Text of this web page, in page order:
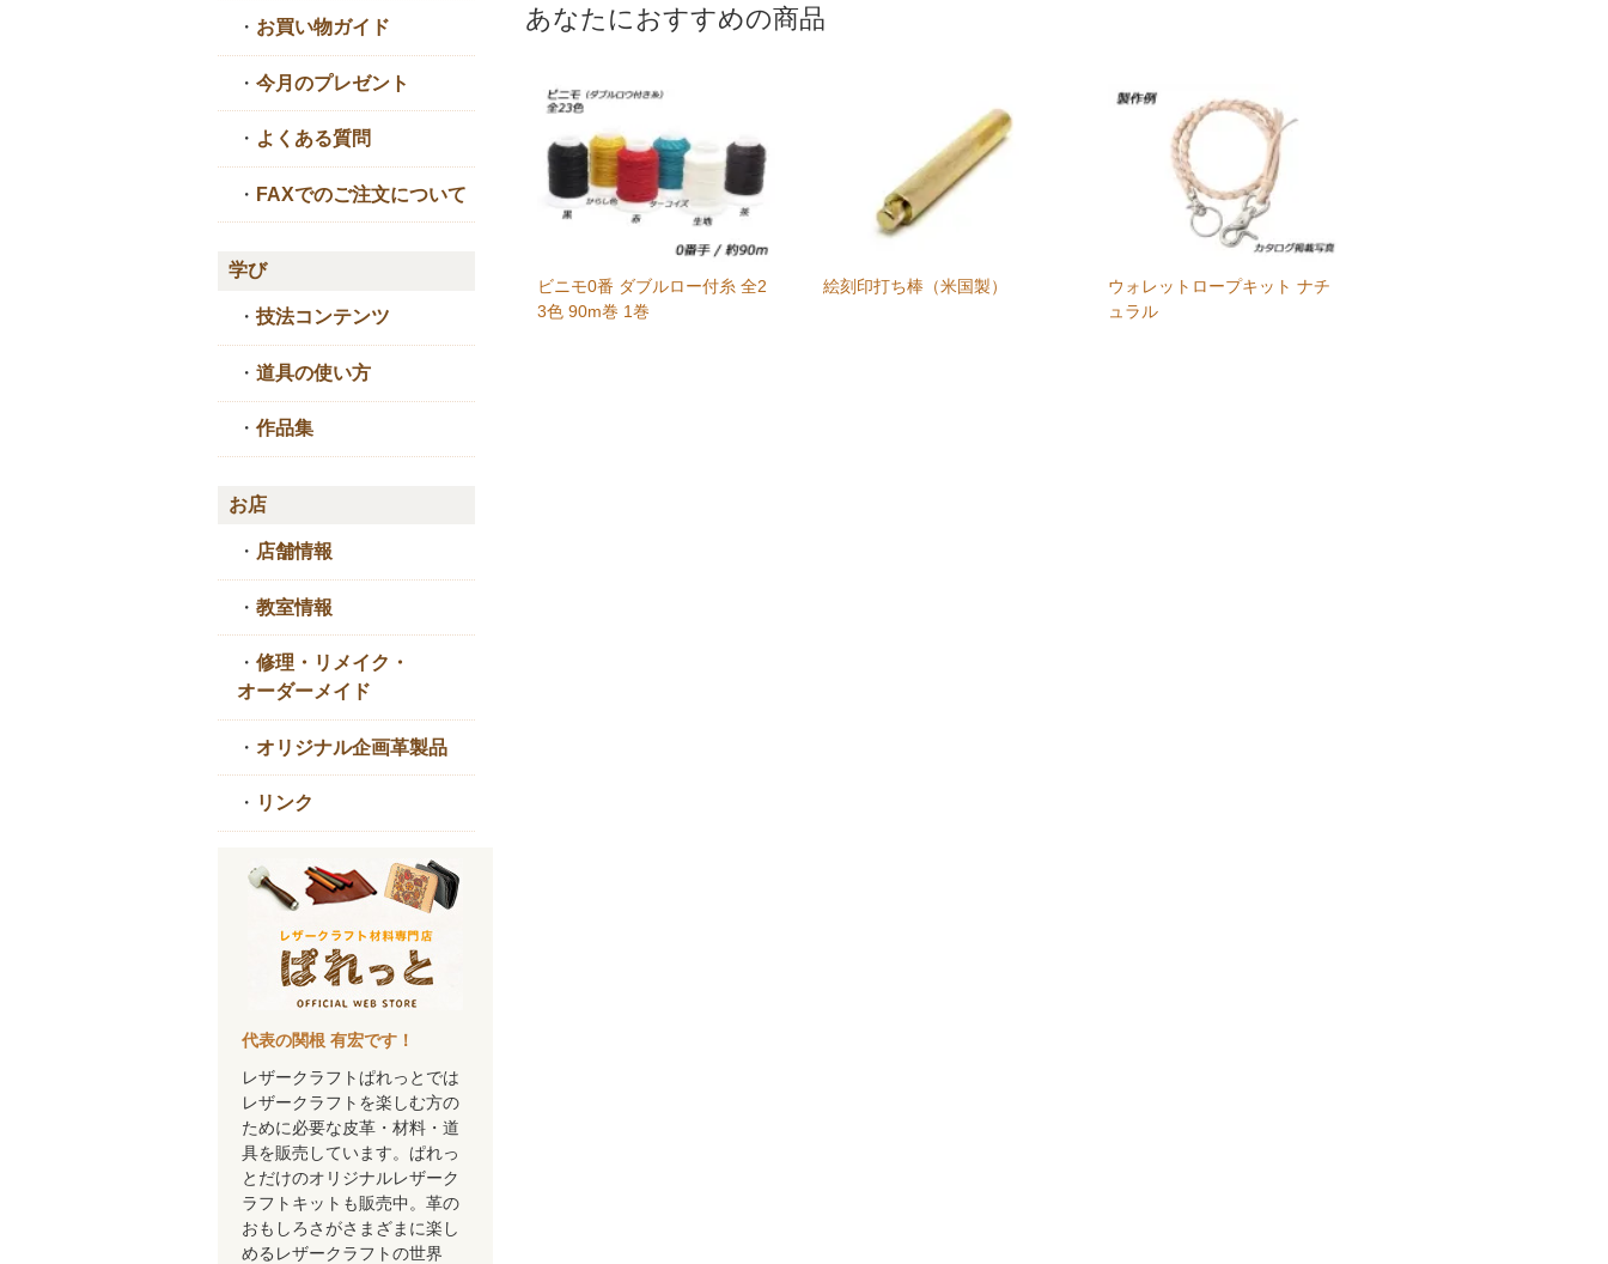
あなたにおすすめの商品
ビニモ0番 ダブルロー付糸 全2
3色 90m巻 1巻
絵刻印打ち棒（米国製）
ウォレットロープキット ナチ
ュラル
・ お買い物ガイド
・ 今月のプレゼント
・ よくある質問
・ FAXでのご注文について
学び
・ 技法コンテンツ
・ 道具の使い方
・ 作品集
お店
・ 店舗情報
・ 教室情報
・ 修理・リメイク・
オーダーメイド
・ オリジナル企画革製品
・ リンク
代表の関根 有宏です！
レザークラフトぱれっとでは
レザークラフトを楽しむ方の
ために必要な皮革・材料・道
具を販売しています。ぱれっ
とだけのオリジナルレザーク
ラフトキットも販売中。革の
おもしろさがさまざまに楽し
めるレザークラフトの世界